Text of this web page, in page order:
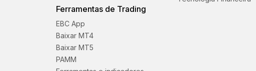
Ferramentas de Trading
EBC App
Baixar MT4
Baixar MT5
PAMM